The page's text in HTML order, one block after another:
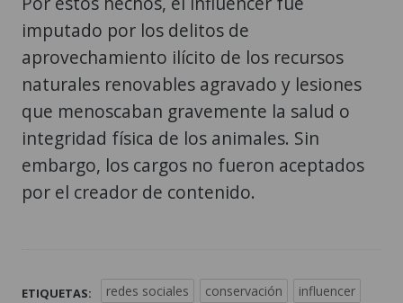
imputado por los delitos de
aprovechamiento ilícito de los recursos
naturales renovables agravado y lesiones
que menoscaban gravemente la salud o
integridad física de los animales. Sin
embargo, los cargos no fueron aceptados
por el creador de contenido.
ETIQUETAS: redes sociales conservación
influencer